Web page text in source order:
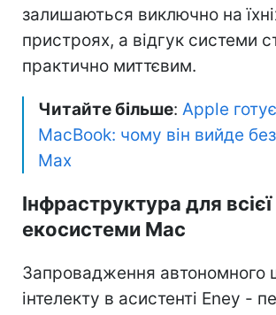
залишаються виключно на
пристроях, а відгук системи
практично миттєвим.
Читайте більше: Apple
MacBook: чому він вийде
Max
Інфраструктура для всієї
екосистеми Mac
Запровадження автономного
інтелекту в асистенті Eney -